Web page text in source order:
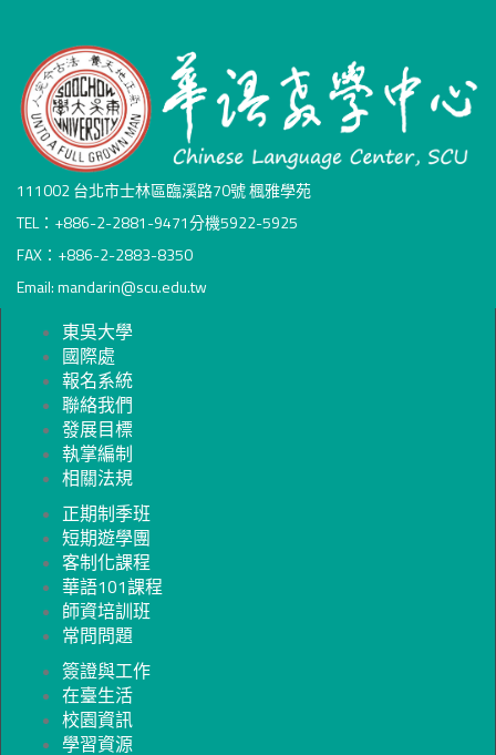
111002 台北市士林區臨溪路70號 楓雅學苑
TEL：+886-2-2881-9471分機5922-5925
FAX：+886-2-2883-8350
Email: mandarin@scu.edu.tw
東吳大學
國際處
報名系統
聯絡我們
發展目標
執掌編制
相關法規
正期制季班
短期遊學團
客制化課程
華語101課程
師資培訓班
常問問題
簽證與工作
在臺生活
校園資訊
學習資源